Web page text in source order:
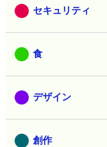
セキュリティ
食
デザイン
創作